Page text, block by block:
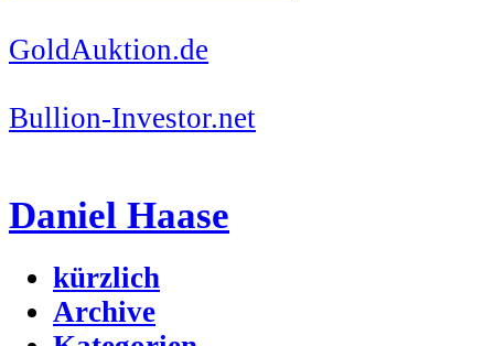
GoldAuktion.de
Bullion-Investor.net
Daniel Haase
kürzlich
Archive